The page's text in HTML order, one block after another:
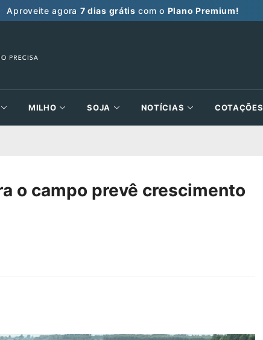
Aproveite agora 7 dias grátis com o Plano Premium!
MILHO SOJA NOTÍCIAS COTAÇÕES
o campo prevê crescimento